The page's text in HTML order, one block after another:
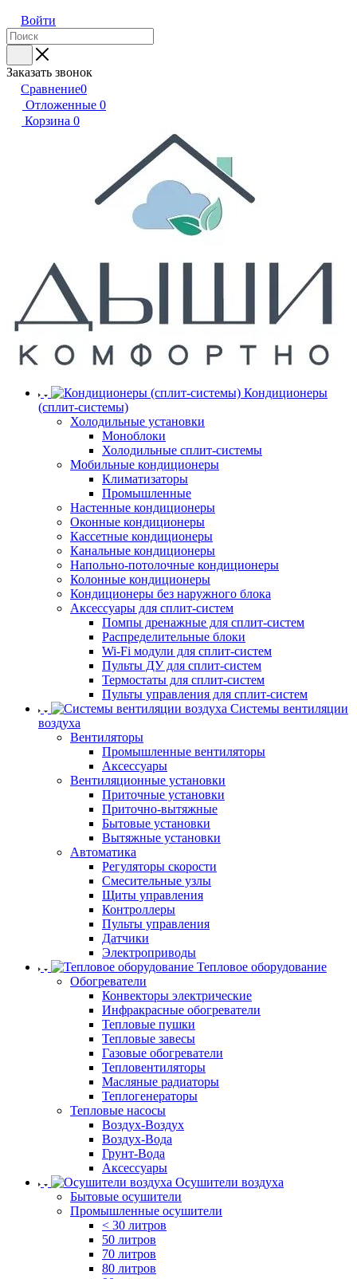
Войти
Заказать звонок
Сравнение0
Отложенные 0
Корзина 0
Кондиционеры
(сплит-системы)
Холодильные установки
Моноблоки
Холодильные сплит-системы
Мобильные кондиционеры
Климатизаторы
Промышленные
Настенные кондиционеры
Оконные кондиционеры
Кассетные кондиционеры
Канальные кондиционеры
Напольно-потолочные кондиционеры
Колонные кондиционеры
Кондиционеры без наружного блока
Аксессуары для сплит-систем
Помпы дренажные для сплит-систем
Распределительные блоки
Wi-Fi модули для сплит-систем
Пульты ДУ для сплит-систем
Термостаты для сплит-систем
Пульты управления для сплит-систем
Системы вентиляции
воздуха
Вентиляторы
Промышленные вентиляторы
Аксессуары
Вентиляционные установки
Приточные установки
Приточно-вытяжные
Бытовые установки
Вытяжные установки
Автоматика
Регуляторы скорости
Смесительные узлы
Щиты управления
Контроллеры
Пульты управления
Датчики
Электроприводы
Тепловое оборудование
Обогреватели
Конвекторы электрические
Инфракрасные обогреватели
Тепловые пушки
Тепловые завесы
Газовые обогреватели
Тепловентиляторы
Масляные радиаторы
Теплогенераторы
Тепловые насосы
Воздух-Воздух
Воздух-Вода
Грунт-Вода
Аксессуары
Осушители воздуха
Бытовые осушители
Промышленные осушители
< 30 литров
50 литров
70 литров
80 литров